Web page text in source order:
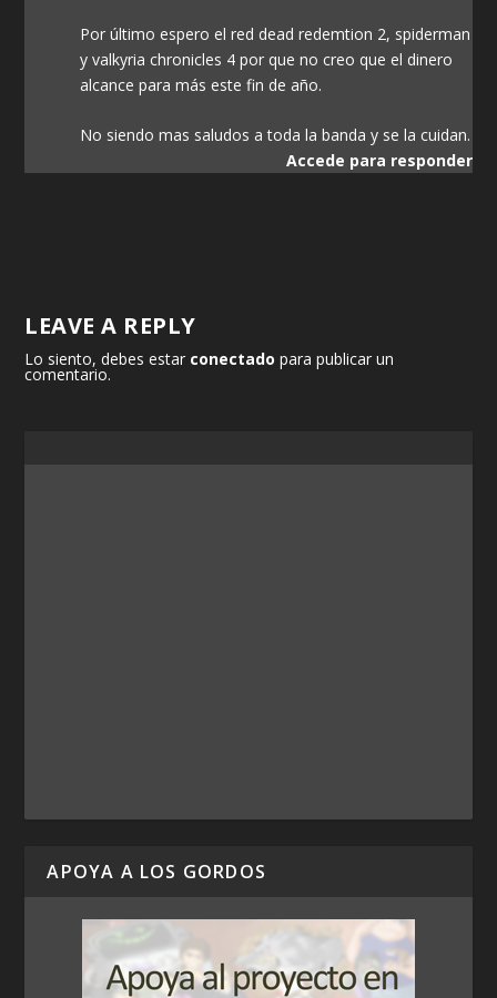
Por último espero el red dead redemtion 2, spiderman
y valkyria chronicles 4 por que no creo que el dinero
alcance para más este fin de año.
No siendo mas saludos a toda la banda y se la cuidan.
Accede para responder
LEAVE A REPLY
Lo siento, debes estar conectado para publicar un
comentario.
APOYA A LOS GORDOS